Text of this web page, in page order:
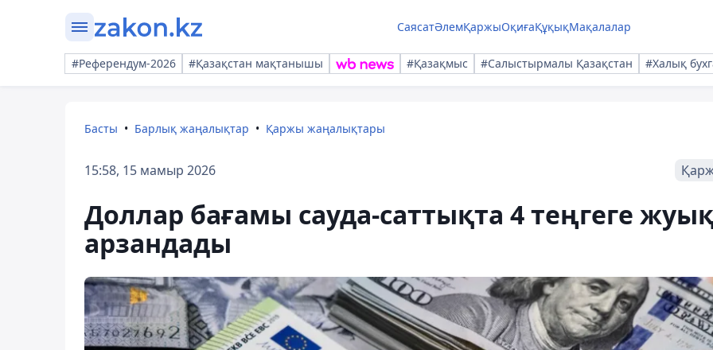
СаясатӘлемҚаржыОқиғаҚұқықМақалалар
#Референдум-2026 #Қазақстан мақтанышы #Қазақмыс #Салыстырмалы Қазақстан #Халық
Басты Барлық жаңалықтар Қаржы жаңалықтары
15:58, 15 мамыр 2026
Доллар бағамы сауда-саттықта 4 теңгеге
арзандады